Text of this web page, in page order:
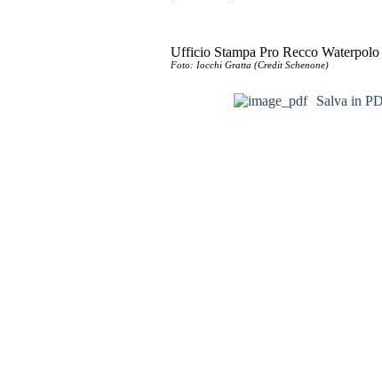
Ufficio Stampa Pro Recco Waterpolo
Foto: Iocchi Gratta (Credit Schenone)
Salva in